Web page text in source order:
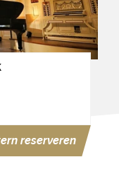
reserveren